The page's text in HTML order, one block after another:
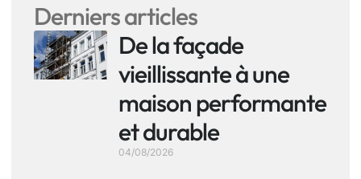
Derniers articles
De la façade
vieillissante à une
maison performante
et durable
04/08/2026